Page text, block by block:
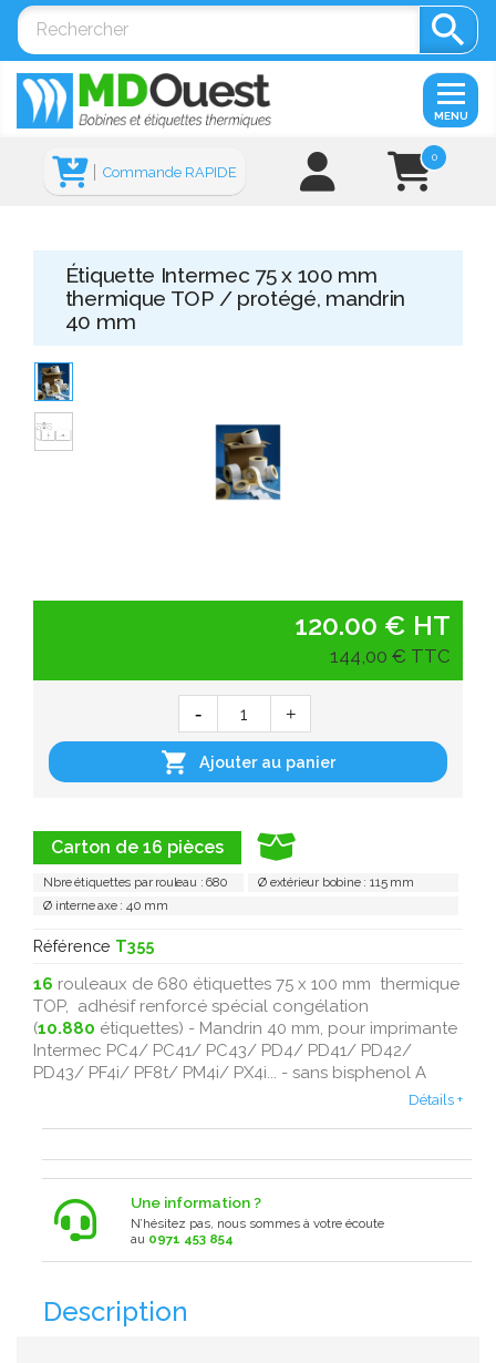

0
Commande RAPIDE
MENU
Étiquette Intermec 75 x 100 mm
thermique TOP / protégé, mandrin
40 mm
Carton de 16 pièces
Nbre étiquettes par rouleau : 680
Ø extérieur bobine : 115 mm
Ø interne axe : 40 mm
Référence T355
16 rouleaux de 680 étiquettes 75 x 100 mm thermique
TOP, adhésif renforcé spécial congélation
(10.880 étiquettes) - Mandrin 40 mm, pour imprimante
Intermec PC4/ PC41/ PC43/ PD4/ PD41/ PD42/
PD43/ PF4i/ PF8t/ PM4i/ PX4i... - sans bisphenol A
Détails +
Une information ?
N’hésitez pas, nous sommes à votre écoute
au 0971 453 854
120.00 € HT
144,00 € TTC
 Ajouter au panier
Description